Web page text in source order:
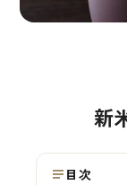
新
目次